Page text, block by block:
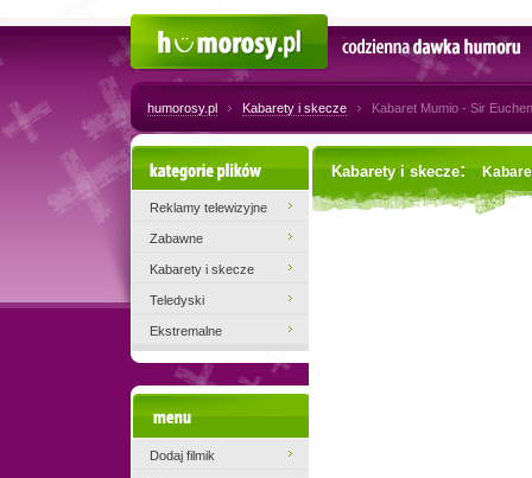
Codzienna dawka humoru
humorosy.pl Kabarety i skecze Kabaret Mumio - Sir
Kabarety i skecze:
Kategorie plików
Reklamy telewizyjne
Zabawne
Kabarety i skecze
Teledyski
Ekstremalne
Dodaj filmik